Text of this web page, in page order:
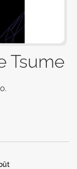
Tsume